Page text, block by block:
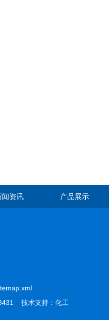
闻资讯 产品展示
技术支持： 化工